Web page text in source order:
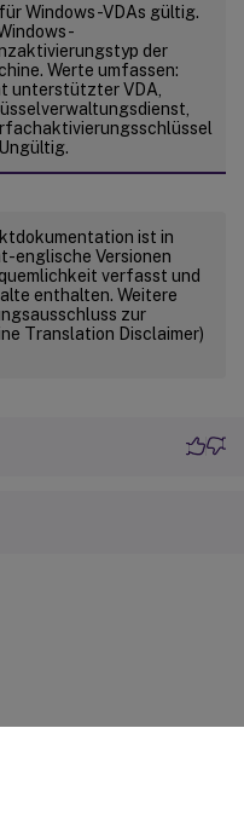
Windows-VDAs gültig.
der
Werte umfassen:
unterstützter VDA,
ist in
englische Versionen
verfasst und
enthalten. Weitere
zur
Translation Disclaimer)